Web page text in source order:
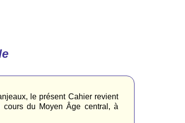
le présent Cahier revient
cours du Moyen Âge central, à